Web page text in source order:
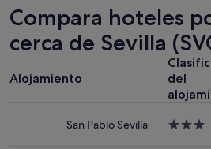
últimas
24 horas
para
una
de
Compara hoteles
cerca de Sevilla
Alojamiento
del
San Pablo Sevilla